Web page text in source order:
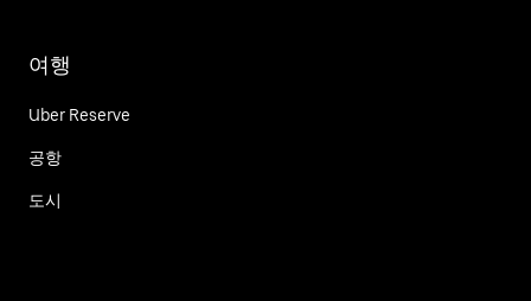
여행
Uber Reserve
공항
도시